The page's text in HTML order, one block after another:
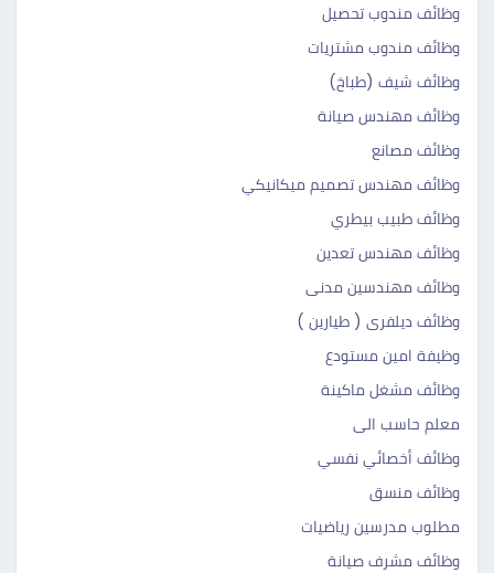
وظائف مندوب تحصيل
وظائف مندوب مشتريات
وظائف شيف (طباخ)
وظائف مهندس صيانة
وظائف مصانع
وظائف مهندس تصميم ميكانيكي
وظائف طبيب بيطري
وظائف مهندس تعدين
وظائف مهندسين مدنى
وظائف ديلفرى ( طيارين )
وظيفة امين مستودع
وظائف مشغل ماكينة
معلم حاسب الى
وظائف أخصائي نفسي
وظائف منسق
مطلوب مدرسين رياضيات
وظائف مشرف صيانة